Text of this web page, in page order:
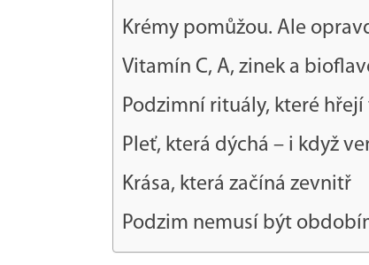
Krémy pomůžou. Ale
Vitamín C, A, zinek a
Podzimní rituály, které
Pleť, která dýchá – i když
Krása, která začíná zevnitř
Podzim nemusí být